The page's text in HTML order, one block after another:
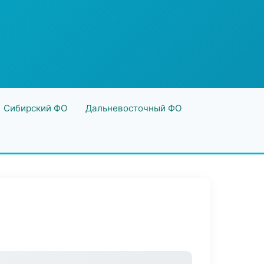
Сибирский ФО Дальневосточный ФО